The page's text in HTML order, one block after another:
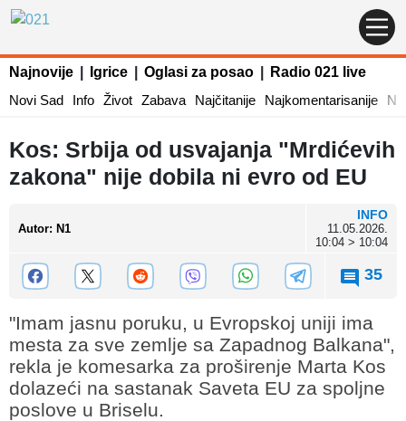
Najnovije Igrice Oglasi za posao
Radio 021 live
Novi Sad
Info Život Zabava Najčitanije Najkomentarisanije
Kos: Srbija od usvajanja "Mrdićevih
zakona" nije dobila ni evro od EU
Autor: N1
INFO
11.05.2026.
10:04 > 10:04
35
"Imam jasnu poruku, u Evropskoj uniji ima
mesta za sve zemlje sa Zapadnog Balkana",
rekla je komesarka za proširenje Marta Kos
dolazeći na sastanak Saveta EU za spoljne
poslove u Briselu.